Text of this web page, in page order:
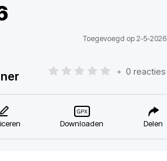
Toegevoegd op 2-5-2026
• 0 reacties
Downloaden Delen